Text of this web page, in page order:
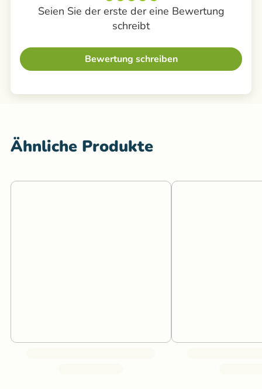
Seien Sie der erste der eine Bewertung
schreibt
Bewertung schreiben
Ähnliche Produkte